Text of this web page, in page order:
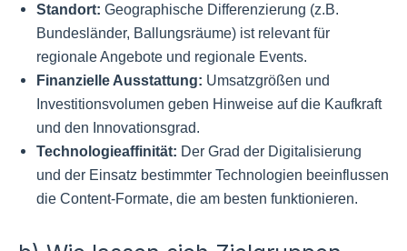
Standort: Geographische Differenzierung (z.B.
Bundesländer, Ballungsräume) ist relevant für
regionale Angebote und regionale Events.
Finanzielle Ausstattung: Umsatzgrößen und
Investitionsvolumen geben Hinweise auf die Kaufkraft
und den Innovationsgrad.
Technologieaffinität: Der Grad der Digitalisierung
und der Einsatz bestimmter Technologien beeinflussen
die Content-Formate, die am besten funktionieren.